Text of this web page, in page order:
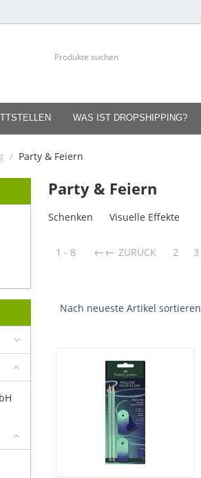
WAS IST DROPSHIPPING?
/ Party & Feiern
Party & Feiern
Schenken Visuelle Effekte
1 - 8 ← ZURÜCK 2 3
Nach neueste Artikel sortieren